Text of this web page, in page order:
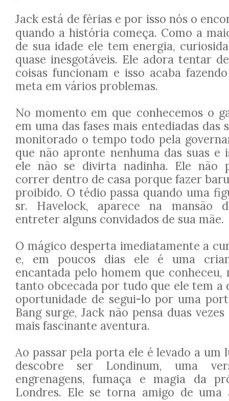
Jack está de férias e por isso nós o
quando a história começa. Como a
de sua idade ele tem energia,
quase inesgotáveis. Ele adora tentar
coisas funcionam e isso acaba
meta em vários problemas.
No momento em que conhecemos o
em uma das fases mais entediadas das
monitorado o tempo todo pela
que não apronte nenhuma das suas e
ele não se divirta nadinha. Ele não
correr dentro de casa porque fazer
proibido. O tédio passa quando uma
sr. Havelock, aparece na mansão
entreter alguns convidados de sua mãe.
O mágico desperta imediatamente a
e, em poucos dias ele é uma
encantada pelo homem que conheceu,
tanto obcecada por tudo que ele tem a
oportunidade de segui-lo por uma
Bang surge, Jack não pensa duas
mais fascinante aventura.
Ao passar pela porta ele é levado a um
descobre ser Londinum, uma
engrenagens, fumaça e magia da
Londres. Ele se torna amigo de